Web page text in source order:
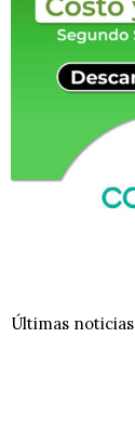
Últimas noticias